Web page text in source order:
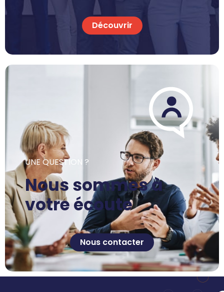
Découvrir
UNE QUESTION ?
Nous sommes à
votre écoute
Nous contacter